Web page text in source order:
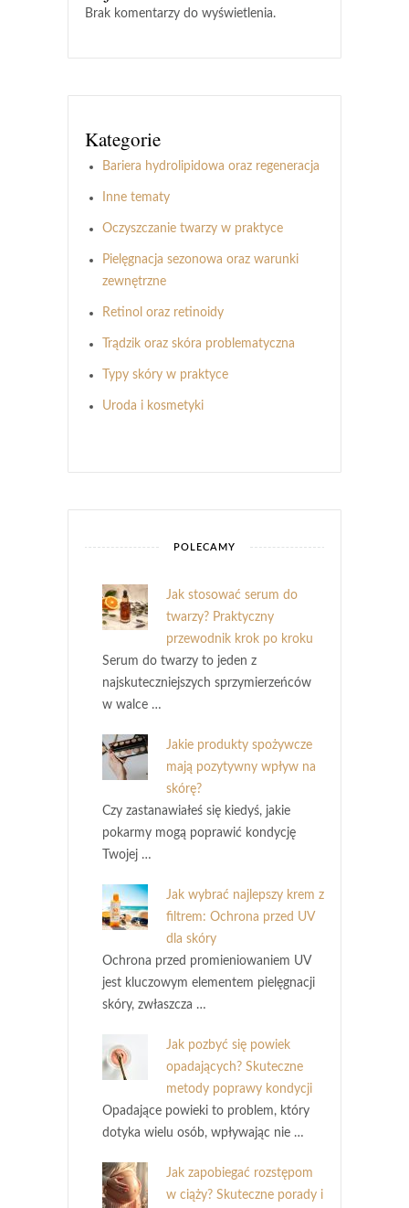
Brak komentarzy do wyświetlenia.
Kategorie
Bariera hydrolipidowa oraz regeneracja
Inne tematy
Oczyszczanie twarzy w praktyce
Pielęgnacja sezonowa oraz warunki
zewnętrzne
Retinol oraz retinoidy
Trądzik oraz skóra problematyczna
Typy skóry w praktyce
Uroda i kosmetyki
POLECAMY
Jak stosować serum do
twarzy? Praktyczny
przewodnik krok po kroku
Serum do twarzy to jeden z
najskuteczniejszych sprzymierzeńców
w walce …
Jakie produkty spożywcze
mają pozytywny wpływ na
skórę?
Czy zastanawiałeś się kiedyś, jakie
pokarmy mogą poprawić kondycję
Twojej …
Jak wybrać najlepszy krem z
filtrem: Ochrona przed UV
dla skóry
Ochrona przed promieniowaniem UV
jest kluczowym elementem pielęgnacji
skóry, zwłaszcza …
Jak pozbyć się powiek
opadających? Skuteczne
metody poprawy kondycji
Opadające powieki to problem, który
dotyka wielu osób, wpływając nie …
Jak zapobiegać rozstępom
w ciąży? Skuteczne porady i